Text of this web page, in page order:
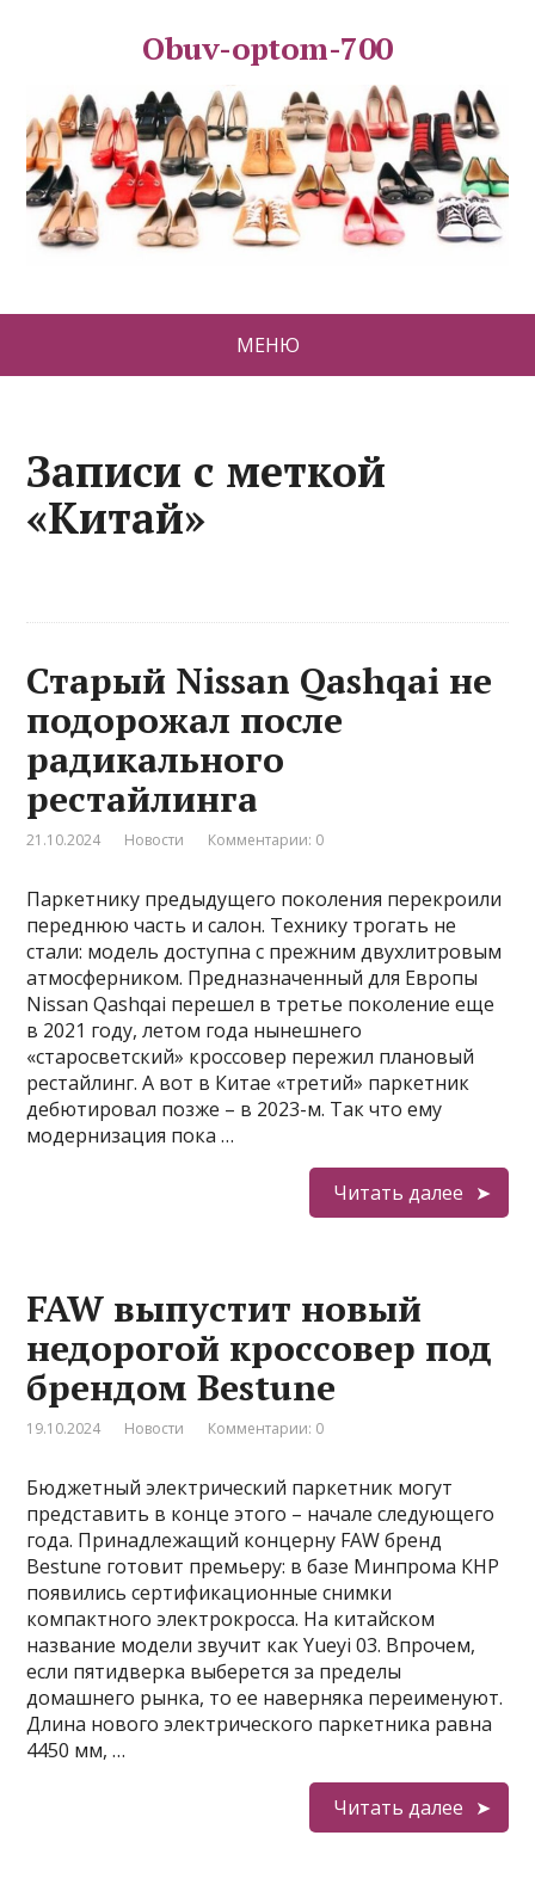
Obuv-optom-700
МЕНЮ
Записи с меткой
«Китай»
Старый Nissan Qashqai не
подорожал после
радикального
рестайлинга
21.10.2024 Новости Комментарии: 0
Паркетнику предыдущего поколения перекроили
переднюю часть и салон. Технику трогать не
стали: модель доступна с прежним двухлитровым
атмосферником. Предназначенный для Европы
Nissan Qashqai перешел в третье поколение еще
в 2021 году, летом года нынешнего
«старосветский» кроссовер пережил плановый
рестайлинг. А вот в Китае «третий» паркетник
дебютировал позже – в 2023-м. Так что ему
модернизация пока …
Читать далее
FAW выпустит новый
недорогой кроссовер под
брендом Bestune
19.10.2024 Новости Комментарии: 0
Бюджетный электрический паркетник могут
представить в конце этого – начале следующего
года. Принадлежащий концерну FAW бренд
Bestune готовит премьеру: в базе Минпрома КНР
появились сертификационные снимки
компактного электрокросса. На китайском
название модели звучит как Yueyi 03. Впрочем,
если пятидверка выберется за пределы
домашнего рынка, то ее наверняка переименуют.
Длина нового электрического паркетника равна
4450 мм, …
Читать далее